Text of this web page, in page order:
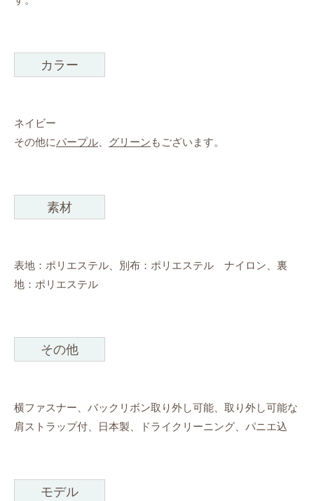
カラー
ネイビー
その他にパープル、 グリーン もございます。
素材
表地：ポリエステル、別布：ポリエステル ナイロン、裏
地：ポリエステル
その他
横ファスナー、バックリボン取り外し可能、取り外し可能な
肩ストラップ付、日本製、ドライクリーニング、パニエ込
モデル